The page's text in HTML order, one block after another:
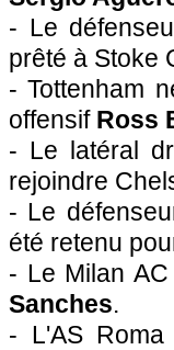
- Le
prêté à Stoke
- Tottenham
offensif Ross
- Le latéral
rejoindre
- Le
été retenu
- Le Milan
Sanches.
- L'AS